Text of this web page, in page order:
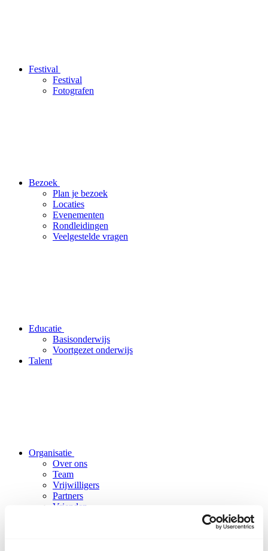
Festival
Festival
Fotografen
Bezoek
Plan je bezoek
Locaties
Evenementen
Rondleidingen
Veelgestelde vragen
Educatie
Basisonderwijs
Voortgezet onderwijs
Talent
Organisatie
Over ons
Team
Vrijwilligers
Partners
Vrienden